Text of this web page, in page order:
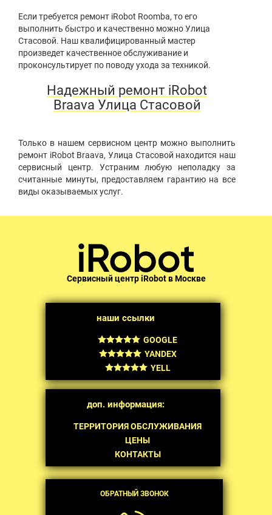
Если требуется ремонт iRobot Roomba, то его
выполнить быстро и качественно можно Улица
Стасовой. Наш квалифицированный мастер
произведет качественное обслуживание и
проконсультирует по поводу ухода за техникой.
Надежный ремонт iRobot
Braava Улица Стасовой
Только в нашем сервисном центр можно выполнить
ремонт iRobot Braava, Улица Стасовой находится наш
сервисный центр. Устраним любую неполадку за
считанные минуты, предоставляем гарантию на все
виды оказываемых услуг.
Сервисный центр iRobot в Москве
наши ссылки
GOOGLE
YANDEX
YELL
доп. информация:
ТЕРРИТОРИЯ ОБСЛУЖИВАНИЯ
ЦЕНЫ
КОНТАКТЫ
ОБРАТНЫЙ ЗВОНОК